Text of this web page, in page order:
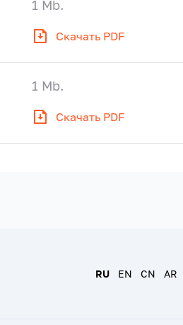
Скачать PDF
1 Mb.
Скачать PDF
1 Mb.
RU EN CN AR